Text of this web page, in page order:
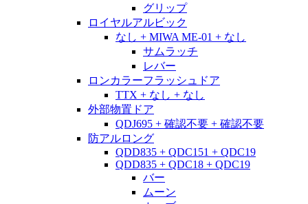
グリップ
ロイヤルアルビック
なし + MIWA ME-01 + なし
サムラッチ
レバー
ロンカラーフラッシュドア
TTX + なし + なし
外部物置ドア
QDJ695 + 確認不要 + 確認不要
防アルロング
QDD835 + QDC151 + QDC19
QDD835 + QDC18 + QDC19
バー
ムーン